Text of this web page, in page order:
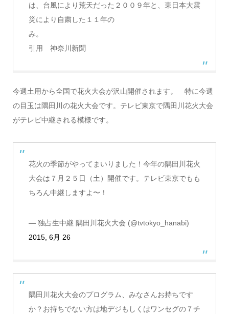
は、台風により荒天だった２００９年と、東日本大震
災により自粛した１１年の
引用 神奈川新聞
今週土用から全国で花火大会が沢山開催されます。 特に今週
の目玉は隅田川の花火大会です。テレビ東京で隅田川花火大会
がテレビ中継される模様です。
花火の季節がやってまいりました！今年の隅田川花火
大会は７月２５日（土）開催です。テレビ東京でもも
ちろん中継しますよ〜！
— 独占生中継 隅田川花火大会 (@tvtokyo_hanabi)
2015, 6月 26
隅田川花火大会のプログラム、みなさんお持ちです
か？お持ちでない方は地デジもしくはワンセグの７チ